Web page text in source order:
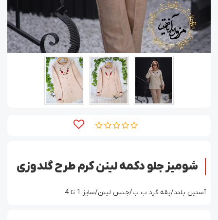
شومیز جلو دکمه لینن کرم طرح گلدوزی
آستین بلند/یقه گرد ب ب/جنس لینن/سایز 1 تا 4